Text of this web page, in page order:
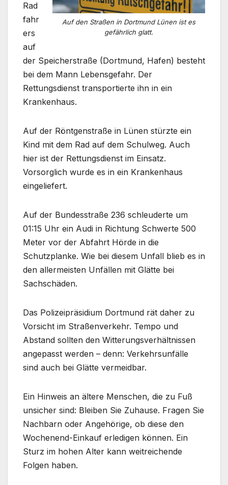
Auf den Straßen in Dortmund Lünen ist es
gefährlich glatt.
Rad
fahr
ers
auf
der Speicherstraße (Dortmund, Hafen) besteht
bei dem Mann Lebensgefahr. Der
Rettungsdienst transportierte ihn in ein
Krankenhaus.
Auf der Röntgenstraße in Lünen stürzte ein
Kind mit dem Rad auf dem Schulweg. Auch
hier ist der Rettungsdienst im Einsatz.
Vorsorglich wurde es in ein Krankenhaus
eingeliefert.
Auf der Bundesstraße 236 schleuderte um
01:15 Uhr ein Audi in Richtung Schwerte 500
Meter vor der Abfahrt Hörde in die
Schutzplanke. Wie bei diesem Unfall blieb es in
den allermeisten Unfällen mit Glätte bei
Sachschäden.
Das Polizeipräsidium Dortmund rät daher zu
Vorsicht im Straßenverkehr. Tempo und
Abstand sollten den Witterungsverhältnissen
angepasst werden – denn: Verkehrsunfälle
sind auch bei Glätte vermeidbar.
Ein Hinweis an ältere Menschen, die zu Fuß
unsicher sind: Bleiben Sie Zuhause. Fragen Sie
Nachbarn oder Angehörige, ob diese den
Wochenend-Einkauf erledigen können. Ein
Sturz im hohen Alter kann weitreichende
Folgen haben.